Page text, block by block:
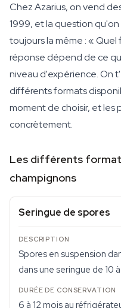
Chez Azarius, on vend
1999, et la question
toujours la même : «
réponse dépend de ce
niveau d'expérience. On
différents formats
moment de choisir, et les
concrètement.
Les différents
champignons
Seringue de spores
Spores en suspension
dans une seringue de 10
6 à 12 mois au